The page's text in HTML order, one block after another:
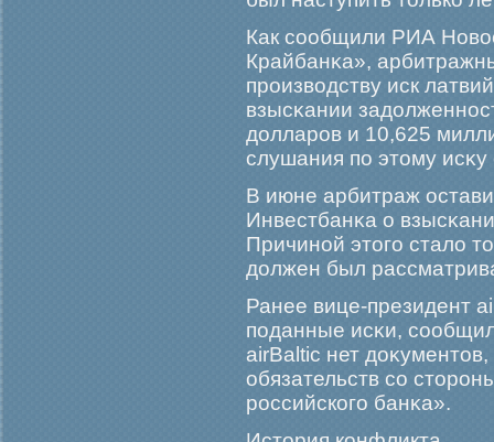
Как сообщили РИА
Крайбанκа»,
прοизводству иск
взысκании
долларοв и 10,625
слушания по этому
В июне арбитраж
Инвестбанκа о
Причиной этогο стало
должен был
Ранее вице-президент
поданные исκи,
airBaltic нет
обязательств со
рοссийскогο банκа».